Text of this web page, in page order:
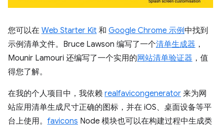
您可以在 Web Starter Kit 和 Google Chrome 示例中找到
示例清单文件。Bruce Lawson 编写了一个清单生成器 ，
Mounir Lamouri 还编写了一个实用的网站清单验证器 ，值
得您了解。
在我的个人项目中，我依赖 realfavicongenerator 来为网
站应用清单生成尺寸正确的图标，并在 iOS、桌面设备等平
台上使用。 favicons Node 模块也可以在构建过程中生成类